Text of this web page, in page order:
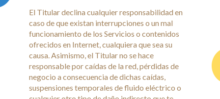
El Titular declina cualquier responsabilidad en
caso de que existan interrupciones o un mal
funcionamiento de los Servicios o contenidos
ofrecidos en Internet, cualquiera que sea su
causa. Asimismo, el Titular no se hace
responsable por caídas de la red, pérdidas de
negocio a consecuencia de dichas caídas,
suspensiones temporales de fluido eléctrico o